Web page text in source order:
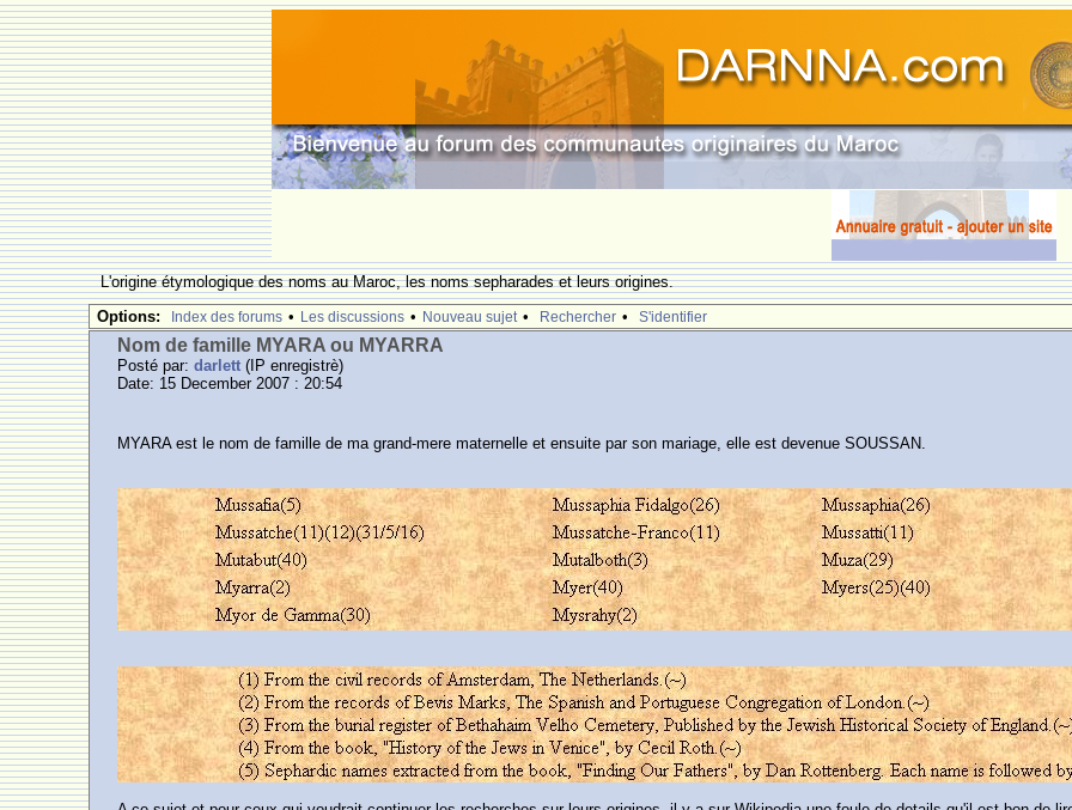
L'origine étymologique des noms au Maroc, les noms sepharades et leurs origines.
Options: Index des forums • Les discussions • Nouveau sujet • Rechercher • S'identifier
Nom de famille MYARA ou MYARRA
Posté par:darlett (IP enregistrè)
Date: 15 December 2007 : 20:54
MYARA est le nom de famille de ma grand-mere maternelle et ensuite par son mariage, elle est devenue SOUSSAN.